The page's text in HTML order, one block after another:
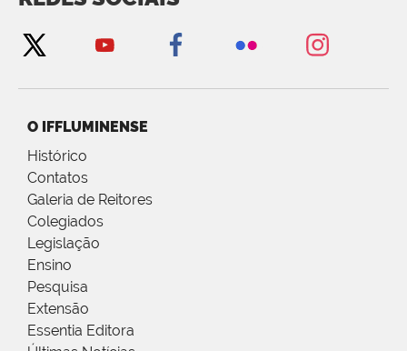
O IFFLUMINENSE
Histórico
Contatos
Galeria de Reitores
Colegiados
Legislação
Ensino
Pesquisa
Extensão
Essentia Editora